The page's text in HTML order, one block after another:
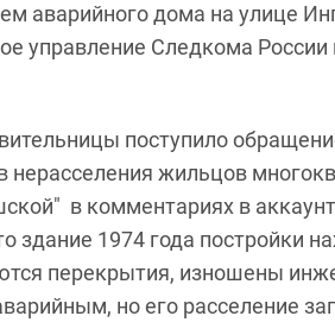
аварийного дома на улице
управление Следкома
поступило
нерасселения жильцов
в комментариях в
здание 1974 года постройки
перекрытия, изношены
но его расселение